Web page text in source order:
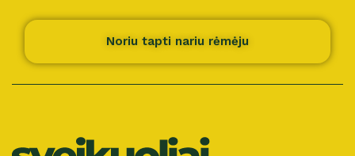
Noriu tapti nariu rėmėju